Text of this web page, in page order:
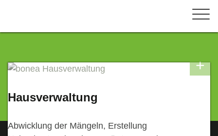
Hausverwaltung
Abwicklung der Mängeln, Erstellung